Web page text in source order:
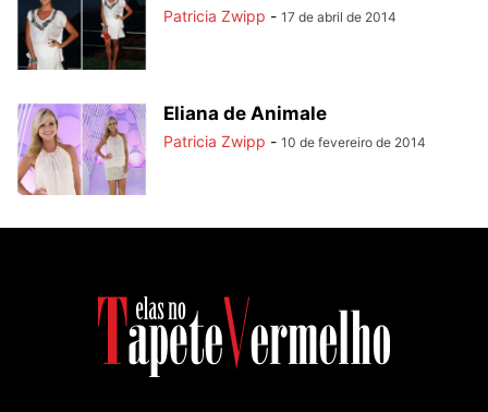
Patricia Zwipp - 17 de abril de 2014
Eliana de Animale
Patricia Zwipp - 10 de fevereiro de 2014